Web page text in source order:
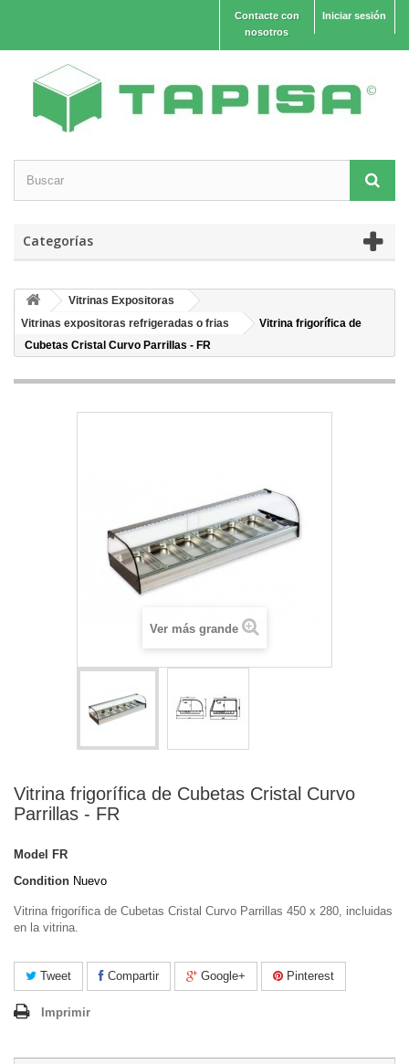
Iniciar sesión
Contacte con
nosotros
Categorías
Vitrinas Expositoras
Vitrinas expositoras refrigeradas o frias
Vitrina frigorífica de
Cubetas Cristal Curvo Parrillas - FR
Ver más grande
Vitrina frigorífica de Cubetas Cristal Curvo
Parrillas - FR
Model
FR
Condition Nuevo
Vitrina frigorífica de Cubetas Cristal Curvo Parrillas 450 x 280, incluidas
en la vitrina.
Tweet Compartir Google+ Pinterest
Imprimir